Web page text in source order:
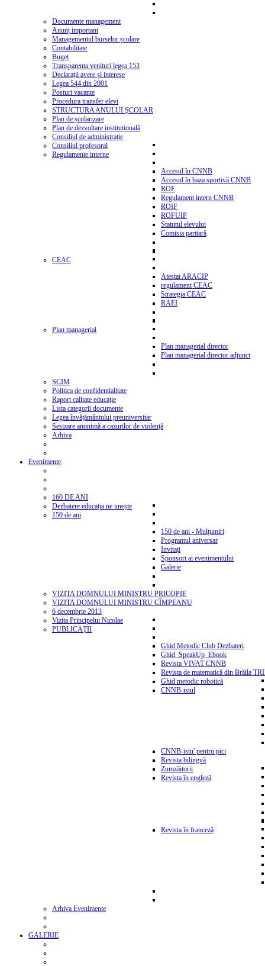
Documente management
Anunț important
Managementul burselor școlare
Contabilitate
Buget
Transparenta venituri legea 153
Declarații avere și interese
Legea 544 din 2001
Posturi vacante
Procedura transfer elevi
STRUCTURA ANULUI ŞCOLAR
Plan de școlarizare
Plan de dezvoltare instituțională
Consiliul de administrație
Consiliul profesoral
Regulamente interne
Accesul în CNNB
Accesul în baza sportivă CNNB
ROF
Regulament intern CNNB
ROIF
ROFUIP
Statutul elevului
Comisia paritară
CEAC
Atestat ARACIP
regulament CEAC
Strategia CEAC
RAEI
Plan managerial
Plan managerial director
Plan managerial director adjunct
SCIM
Politica de confidentialitate
Raport calitate educație
Lista categorii documente
Legea învățământului preuniversitar
Sesizare anonimă a cazurilor de violență
Arhiva
Evenimente
160 DE ANI
Dezbatere educația ne unește
150 de ani
150 de ani - Mulțumiri
Programul aniversar
Invitaţi
Sponsori ai evenimentului
Galerie
VIZITA DOMNULUI MINISTRU PRICOPIE
VIZITA DOMNULUI MINISTRU CÎMPEANU
6 decembrie 2013
Vizita Principelui Nicolae
PUBLICAŢII
Ghid Metodic Club Dezbateri
Ghid_SpeakUp_Ebook
Revista VIVAT CNNB
Revista de matematică din Brăila
Ghid metodic robotică
CNNB-istul
CNNB-istu' pentru pici
Revista bilingvă
Zumzăitorii
Revista în engleză
Revista în franceză
Arhiva Evenimente
GALERIE